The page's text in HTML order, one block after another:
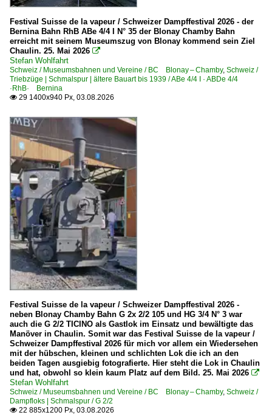
Bahnhöfe (F - K)
Frankfurt (Main) Hbf ·FF·
Friedrichshafen
Güstrow
Immenstadt
Bahnhöfe (L - Q)
Leipzig Hbf ·LL·
Lindau
Lindau Insel
Lübeck Hbf ·AL·
München Hauptbahnhof ·MH·
Nürnberg Hbf ·NN·
Bahnhöfe (R - Z)
Singen (Htw)
Stuttgart Hbf ·TS·
Titisee
Triberg
Waldshut
Weil am Rhein
Festival Suisse de la vapeur / Schweizer Dampffestival 2026 - der
Bernina Bahn RhB ABe 4/4 I N° 35 der Blonay Chamby Bahn
erreicht mit seinem Museumszug von Blonay kommend sein Ziel
Chaulin. 25. Mai 2026 
Stefan Wohlfahrt
Schweiz / Museumsbahnen und Vereine / BC Blonay – Chamby, Schweiz /
Triebzüge | Schmalspur | ältere Bauart bis 1939 / ABe 4/4 I · ABDe 4/4
·RhB· Bernina
 29 1400x940 Px, 03.08.2026
Festival Suisse de la vapeur / Schweizer Dampffestival 2026 -
neben Blonay Chamby Bahn G 2x 2/2 105 und HG 3/4 N° 3 war
auch die G 2/2 TICINO als Gastlok im Einsatz und bewältigte das
Manöver in Chaulin. Somit war das Festival Suisse de la vapeur /
Schweizer Dampffestival 2026 für mich vor allem ein Wiedersehen
mit der hübschen, kleinen und schlichten Lok die ich an den
beiden Tagen ausgiebig fotografierte. Hier steht die Lok in Chaulin
und hat, obwohl so klein kaum Platz auf dem Bild. 25. Mai 2026 
Stefan Wohlfahrt
Schweiz / Museumsbahnen und Vereine / BC Blonay – Chamby, Schweiz /
Dampfloks | Schmalspur / G 2/2
 22 885x1200 Px, 03.08.2026